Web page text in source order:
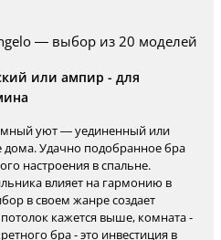
— выбор из 20 моделей
или ампир - для
уют — уединенный или
Удачно подобранное бра
настроения в спальне.
влияет на гармонию в
в своем жанре создает
кажется выше, комната -
бра - это инвестиция в